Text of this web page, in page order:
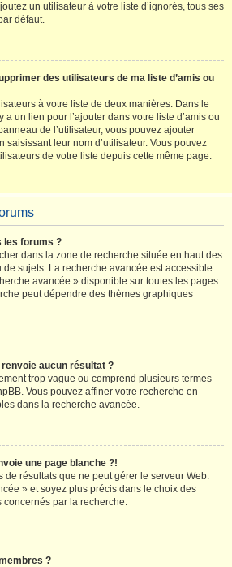
un utilisateur à votre liste d’ignorés, tous ses
défaut.
des utilisateurs de ma liste d’amis ou
à votre liste de deux manières. Dans le
un lien pour l’ajouter dans votre liste d’amis ou
de l’utilisateur, vous pouvez ajouter
saisissant leur nom d’utilisateur. Vous pouvez
de votre liste depuis cette même page.
les forums ?
dans la zone de recherche située en haut des
de sujets. La recherche avancée est accessible
avancée » disponible sur toutes les pages
peut dépendre des thèmes graphiques
aucun résultat ?
trop vague ou comprend plusieurs termes
Vous pouvez affiner votre recherche en
dans la recherche avancée.
une page blanche ?!
de résultats que ne peut gérer le serveur Web.
» et soyez plus précis dans le choix des
concernés par la recherche.
?